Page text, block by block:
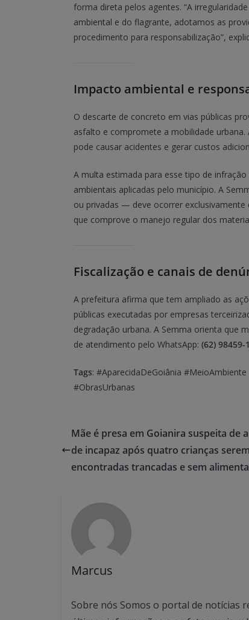
forma direta pelos agentes. “A
ambiental e do flagrante, adotamos as
procedimento para responsabilização”,
Impacto ambiental e
O descarte de concreto em vias públicas
asfalto e compromete a mobilidade
pode causar acidentes e gerar custos
A multa estimada para esse tipo de infração
ambientais aplicadas pelo município. A
ou privadas — deve ocorrer
que comprove o manejo regular dos
Fiscalização e canais de
A prefeitura afirma que tem ampliado as
públicas executadas por empresas
degradação urbana. A Semma orienta que
de atendimento pelo WhatsApp: (62) 98459-
Tags: #AparecidaDeGoiânia
#ObrasUrbanas
Mãe é presa em Goianira suspeita de
de incapaz após quatro crianças serem
encontradas trancadas e sem
Marcus
Sobre nós Somos o portal de notícias